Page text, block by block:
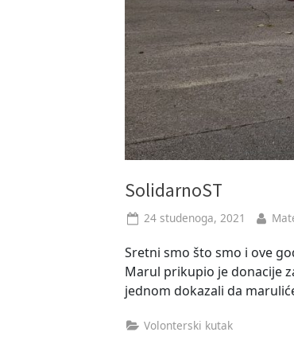
SolidarnoST
Posted
24 studenoga, 2021 By
Sretni smo što smo i ove
Marul prikupio je donacije
jednom dokazali da
Volonterski kutak